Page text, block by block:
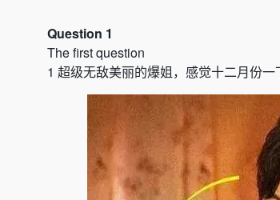
Question 1
The first question
1 超级无敌美丽的爆姐，感觉十二月份